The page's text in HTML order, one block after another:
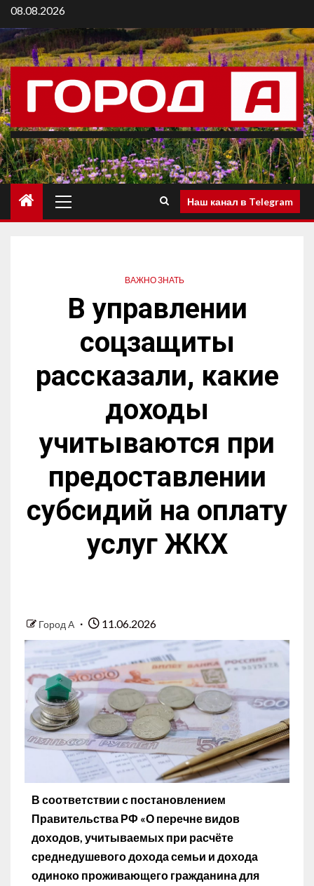
08.08.2026
Наш канал в Telegram
ВАЖНО ЗНАТЬ
В управлении
соцзащиты
рассказали, какие
доходы
учитываются при
предоставлении
субсидий на оплату
услуг ЖКХ
Город А 11.06.2026
В соответствии с постановлением
Правительства РФ «О перечне видов
доходов, учитываемых при расчёте
среднедушевого дохода семьи и дохода
одиноко проживающего гражданина для